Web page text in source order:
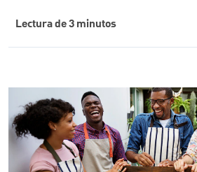
Lectura de 3 minutos